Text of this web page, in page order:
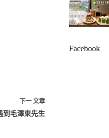
下一 文章
到毛澤東先生
Facebook